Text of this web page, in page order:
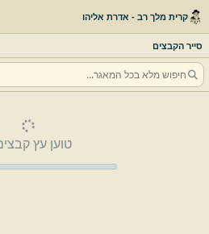
קרית מלך רב - אדרת אליהו
סייר הקבצים
טוען עץ